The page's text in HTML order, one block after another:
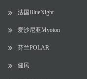
法国BlueNight
爱沙尼亚Myoton
芬兰POLAR
健民